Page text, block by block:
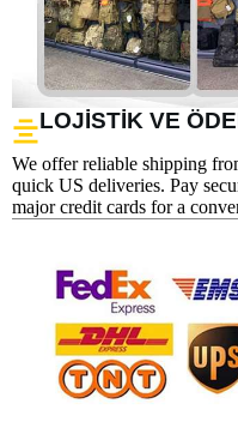
LOJISTIK VE
We offer reliable shipping
quick US deliveries. Pay
major credit cards for a